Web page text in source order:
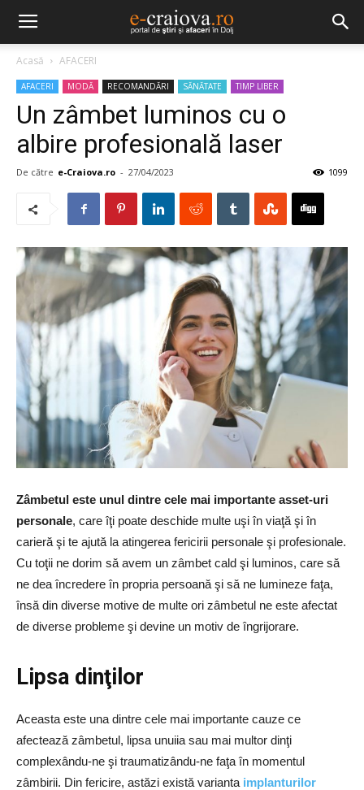
Acasă AFACERI
AFACERI MODĂ RECOMANDĂRI SĂNĂTATE TIMP LIBER
Un zâmbet luminos cu o
albire profesională laser
De către e-Craiova.ro - 27/04/2023 1099
Zâmbetul este unul dintre cele mai importante asset-uri
personale, care îţi poate deschide multe uşi în viaţă şi în
carieră şi te ajută la atingerea fericirii personale şi profesionale.
Cu toţii ne dorim să avem un zâmbet cald şi luminos, care să
ne dea încredere în propria persoană şi să ne lumineze faţa,
însă din diverse motive de multe ori zâmbetul ne este afectat
de diverse probleme şi devine un motiv de îngrijorare.
Lipsa dinţilor
Aceasta este una dintre cele mai importante cauze ce
afectează zâmbetul, lipsa unuiia sau mai multor dinţi
complexându-ne şi traumatizându-ne faţa în momentul
zâmbirii. Din fericire, astăzi există varianta implanturilor